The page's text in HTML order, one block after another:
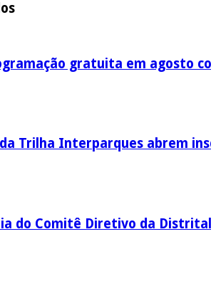
gratuita em agosto
Trilha Interparques abrem
do Comitê Diretivo da Distrital